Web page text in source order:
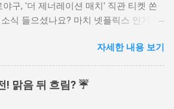
야구, '더 제너레이션 매치' 직관 티켓 쏜
식 들으셨나요? 마치 넷플릭스 인기 시
은 짜릿함! 야구 역사상 가장 스펙터클한
중 하나가 될 '더 제너레이션 매치'에 직
할 수 있는 절호의 찬스입니다. 집에서
만 보던 레전드 선수들과 떠오르는 신예
자세한 내용 보기
! 맑음 뒤 흐림? ☔️